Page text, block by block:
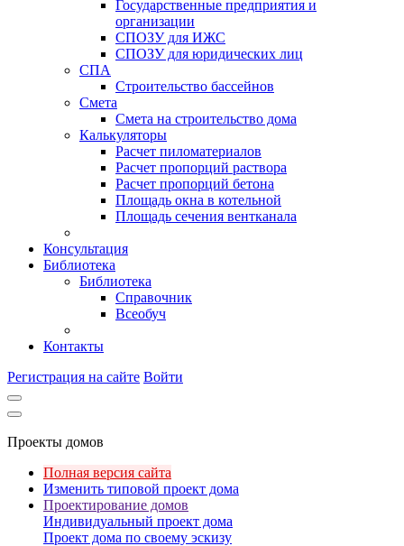
Государственные предприятия и
организации
СПОЗУ для ИЖС
СПОЗУ для юридических лиц
СПА
Строительство бассейнов
Смета
Смета на строительство дома
Калькуляторы
Расчет пиломатериалов
Расчет пропорций раствора
Расчет пропорций бетона
Площадь окна в котельной
Площадь сечения вентканала
Консультация
Библиотека
Библиотека
Справочник
Всеобуч
Контакты
Регистрация на сайте Войти
Проекты домов
Полная версия сайта
Изменить типовой проект дома
Проектирование домов
Индивидуальный проект дома
Проект дома по своему эскизу